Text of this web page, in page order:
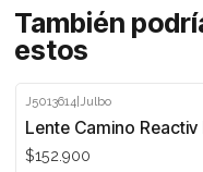
También
estos
J5013614 |Julbo
Lente Camino
$152.900